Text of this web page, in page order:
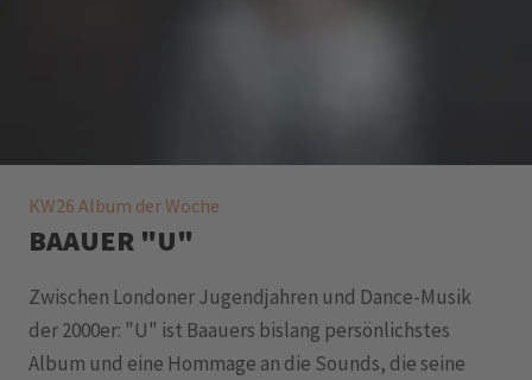
KW26 Album der Woche
BAAUER "U"
Zwischen Londoner Jugendjahren und Dance-Musik
der 2000er: "U" ist Baauers bislang persönlichstes
Album und eine Hommage an die Sounds, die seine